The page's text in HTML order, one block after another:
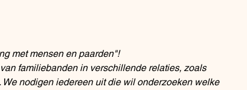
met mensen en paarden"!
familiebanden in verschillende relaties, zoals
nodigen iedereen uit die wil onderzoeken welke